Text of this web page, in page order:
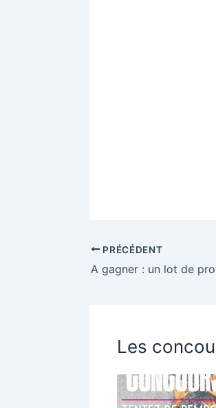
PRÉCÉDENT
Les